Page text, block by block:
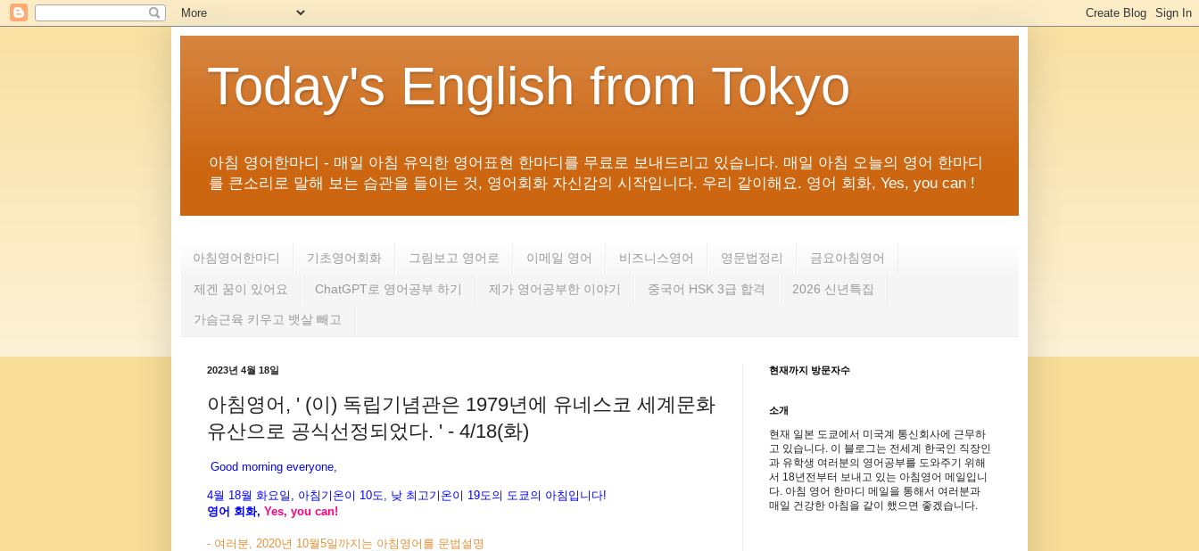
Today's English from Tokyo
아침 영어한마디 - 매일 아침 유익한 영어표현 한마디를 무료로 보내드리고 있습니다. 매일 아침 오늘의 영어 한마디
를 큰소리로 말해 보는 습관을 들이는 것, 영어회화 자신감의 시작입니다. 우리 같이해요. 영어 회화, Yes, you can !
아침영어한마디 기초영어회화 그림보고 영어로 이메일 영어 비즈니스영어 영문법정리 금요아침영어
제겐 꿈이 있어요 ChatGPT로 영어공부 하기 제가 영어공부한 이야기 중국어 HSK 3급 합격 2026 신년특집
가슴근육 키우고 뱃살 빼고
2023년 4월 18일
아침영어, ' (이) 독립기념관은 1979년에 유네스코 세계문화
유산으로 공식선정되었다. ' - 4/18(화)
Good morning everyone,
4월 18월 화요일 아침기온이 10도 낮 최고기온이 19도의 도 쿄의 아침입니다!
영어 회화, Yes, you can!
- 여러분, 2020년 10월5일까지는 아침영어를 문법설명
현재까지 방문자수
소개
현재 일본 도쿄에서 미국계 통신회사에 근무하
고 있습니다. 이 블로그는 전세계 한국인 직장인
과 유학생 여러분의 영어공부를 도와주기 위해
서 18년전부터 보내고 있는 아침영어 메일입니
다. 아침 영어 한마디 메일을 통해서 여러분과
매일 건강한 아침을 같이 했으면 좋겠습니다.